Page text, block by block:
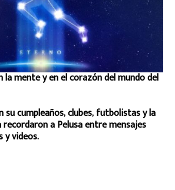
la mente y en el corazón del mundo del
su cumpleaños, clubes, futbolistas y la
a Pelusa entre mensajes
y videos.